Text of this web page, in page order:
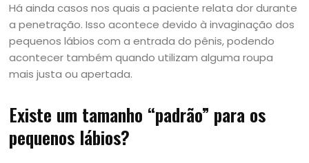
Há ainda casos nos quais a paciente relata dor durante
a penetração. Isso acontece devido à invaginação dos
pequenos lábios com a entrada do pênis, podendo
acontecer também quando utilizam alguma roupa
mais justa ou apertada.
Existe um tamanho “padrão” para os
pequenos lábios?